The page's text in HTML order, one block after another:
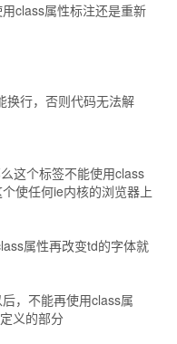
class属性标注还是重新
换行，否则代码无法解
这个标签不能使用class
使任何ie内核的浏览器上
属性再改变td的字体就
，不能再使用class属
义的部分